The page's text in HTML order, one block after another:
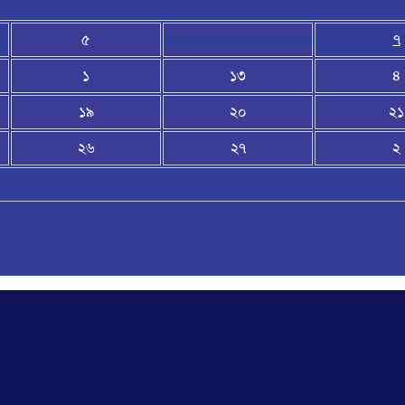
৫
৭
১
১৩
৪
১৯
২০
২১
২৬
২৭ ২